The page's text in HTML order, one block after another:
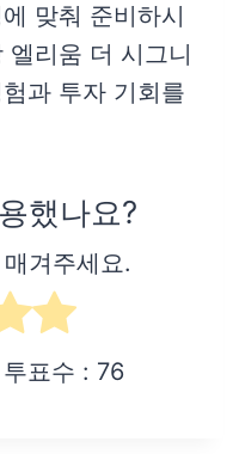
맞춰 준비하시
리움 더 시그니
과 투자 기회를
했나요?
겨주세요.
표수 : 76